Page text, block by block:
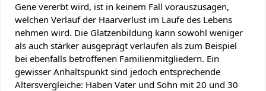
Gene vererbt wird, ist in keinem Fall vorauszusagen,
welchen Verlauf der Haarverlust im Laufe des Lebens
nehmen wird. Die Glatzenbildung kann sowohl weniger
als auch stärker ausgeprägt verlaufen als zum Beispiel
bei ebenfalls betroffenen Familienmitgliedern. Ein
gewisser Anhaltspunkt sind jedoch entsprechende
Altersvergleiche: Haben Vater und Sohn mit 20 und 30